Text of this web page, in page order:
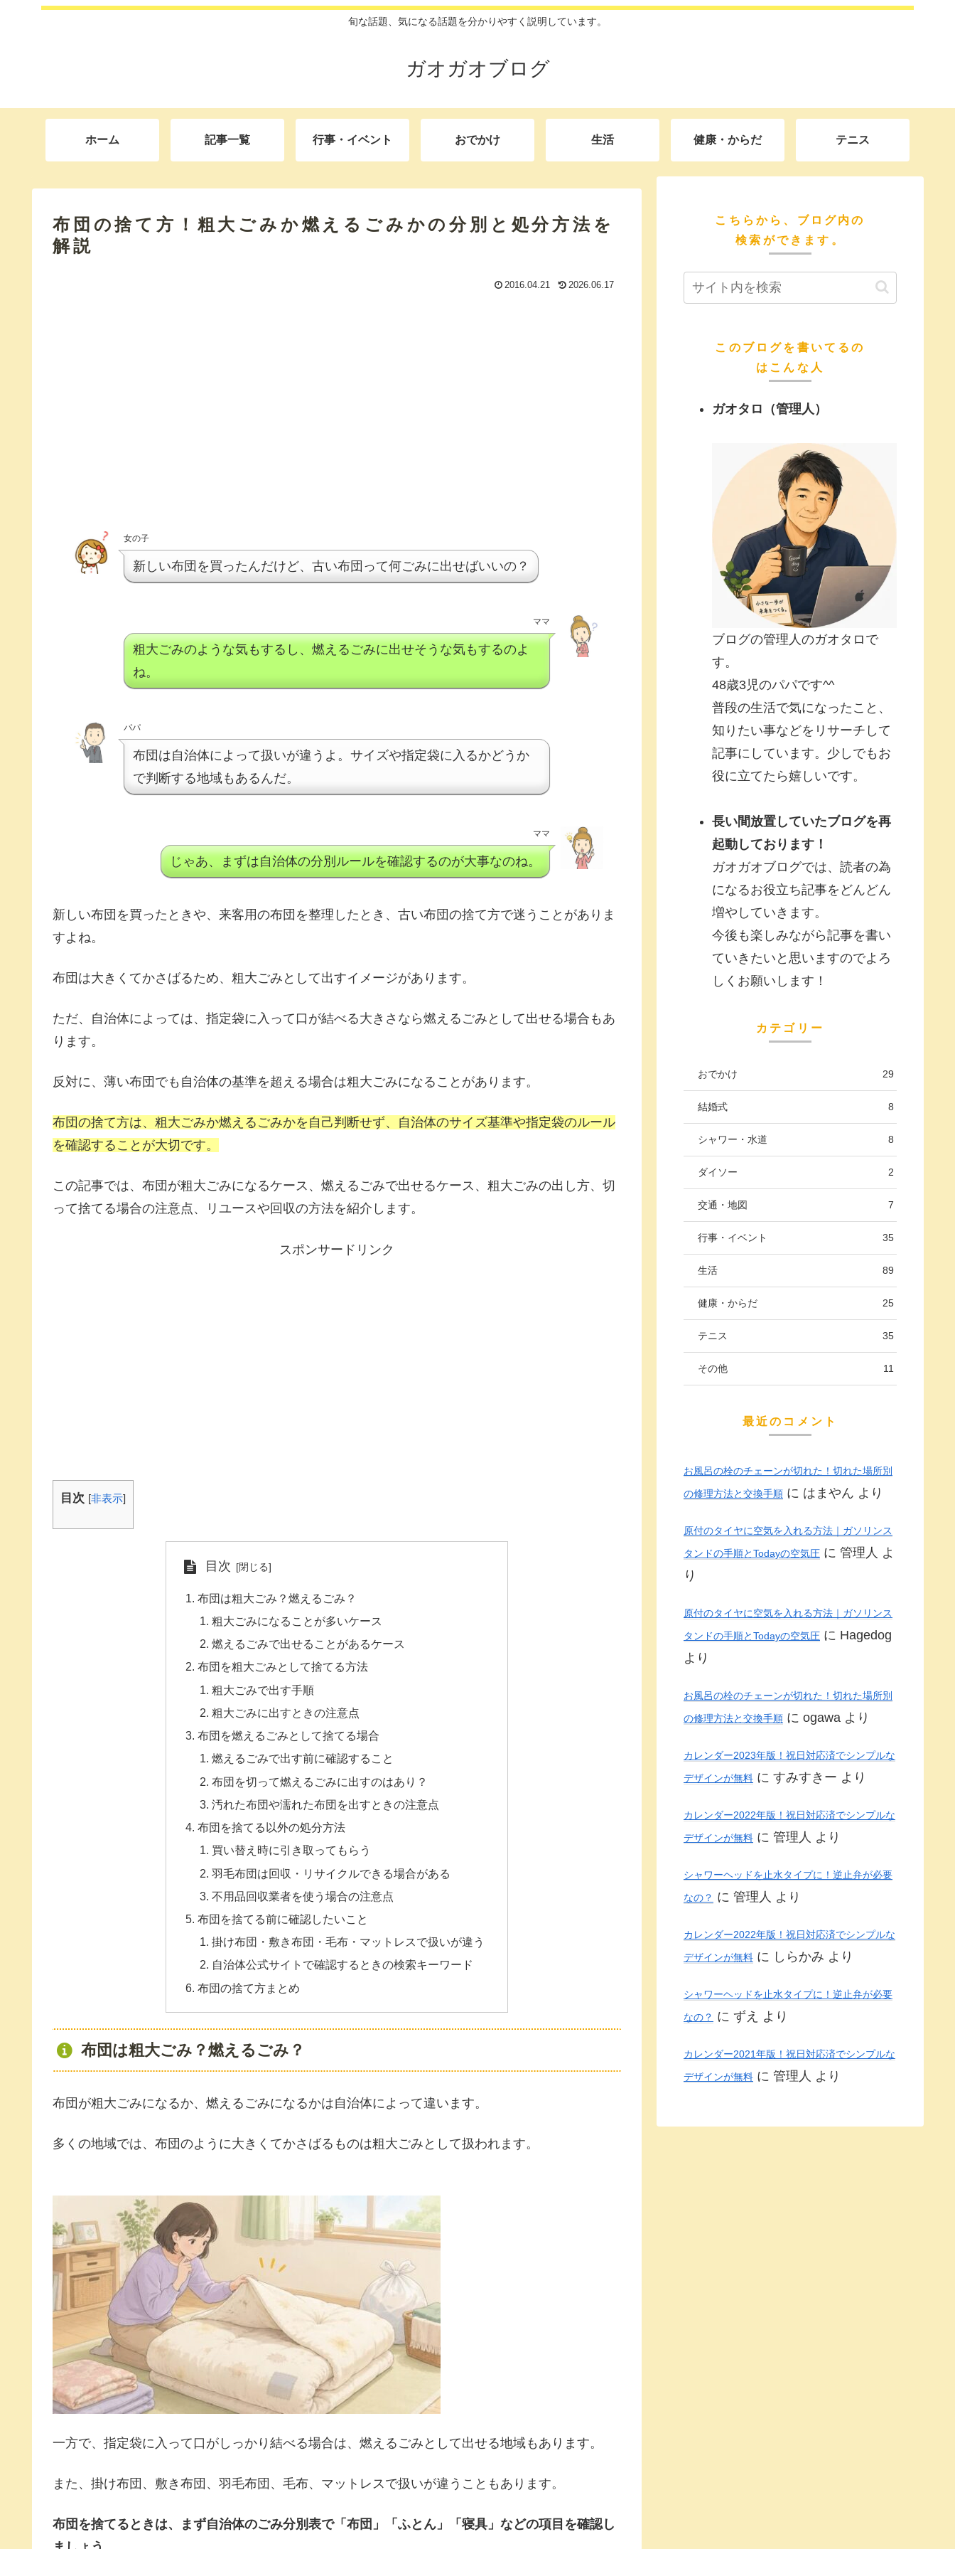
旬な話題、気になる話題を分かりやすく説明しています。
ガオガオブログ
ホーム 記事一覧 行事・イベント おでかけ 生活 健康・からだ テニス
布団の捨て方！粗大ごみか燃えるごみかの分別と処分方法を
解説
2016.04.21 2026.06.17
女の子
新しい布団を買ったんだけど、古い布団って何ごみに出せばいいの？
ママ
粗大ごみのような気もするし、燃えるごみに出せそうな気もするのよ
ね。
パパ
布団は自治体によって扱いが違うよ。サイズや指定袋に入るかどうか
で判断する地域もあるんだ。
ママ
じゃあ、まずは自治体の分別ルールを確認するのが大事なのね。
新しい布団を買ったときや、来客用の布団を整理したとき、古い布団の捨て方で迷うことがありま
すよね。
布団は大きくてかさばるため、粗大ごみとして出すイメージがあります。
ただ、自治体によっては、指定袋に入って口が結べる大きさなら燃えるごみとして出せる場合もあ
ります。
反対に、薄い布団でも自治体の基準を超える場合は粗大ごみになることがあります。
布団の捨て方は、粗大ごみか燃えるごみかを自己判断せず、自治体のサイズ基準や指定袋のルール
を確認することが大切です。
この記事では、布団が粗大ごみになるケース、燃えるごみで出せるケース、粗大ごみの出し方、切
って捨てる場合の注意点、リユースや回収の方法を紹介します。
スポンサードリンク
目次 [非表示]
目次
布団は粗大ごみ？燃えるごみ？
粗大ごみになることが多いケース
燃えるごみで出せることがあるケース
布団を粗大ごみとして捨てる方法
粗大ごみで出す手順
粗大ごみに出すときの注意点
布団を燃えるごみとして捨てる場合
燃えるごみで出す前に確認すること
布団を切って燃えるごみに出すのはあり？
汚れた布団や濡れた布団を出すときの注意点
布団を捨てる以外の処分方法
買い替え時に引き取ってもらう
羽毛布団は回収・リサイクルできる場合がある
不用品回収業者を使う場合の注意点
布団を捨てる前に確認したいこと
掛け布団・敷き布団・毛布・マットレスで扱いが違う
自治体公式サイトで確認するときの検索キーワード
布団の捨て方まとめ
布団は粗大ごみ？燃えるごみ？
布団が粗大ごみになるか、燃えるごみになるかは自治体によって違います。
多くの地域では、布団のように大きくてかさばるものは粗大ごみとして扱われます。
一方で、指定袋に入って口がしっかり結べる場合は、燃えるごみとして出せる地域もあります。
また、掛け布団、敷き布団、羽毛布団、毛布、マットレスで扱いが違うこともあります。
布団を捨てるときは、まず自治体のごみ分別表で「布団」「ふとん」「寝具」などの項目を確認し
こちらから、ブログ内の
検索ができます。
このブログを書いてるの
はこんな人
ガオタロ（管理人）
ブログの管理人のガオタロで
す。
48歳3児のパパです^^
普段の生活で気になったこと、
知りたい事などをリサーチして
記事にしています。少しでもお
役に立てたら嬉しいです。
長い間放置していたブログを再
起動しております！
ガオガオブログでは、読者の為
になるお役立ち記事をどんどん
増やしていきます。
今後も楽しみながら記事を書い
ていきたいと思いますのでよろ
しくお願いします！
カテゴリー
おでかけ 29
結婚式 8
シャワー・水道 8
ダイソー 2
交通・地図 7
行事・イベント 35
生活 89
健康・からだ 25
テニス 35
その他 11
最近のコメント
お風呂の栓のチェーンが切れた！切れた場所別
の修理方法と交換手順 に はまやん より
原付のタイヤに空気を入れる方法｜ガソリンス
タンドの手順とTodayの空気圧 に 管理人 よ
り
原付のタイヤに空気を入れる方法｜ガソリンス
タンドの手順とTodayの空気圧 に Hagedog
より
お風呂の栓のチェーンが切れた！切れた場所別
の修理方法と交換手順 に ogawa より
カレンダー2023年版！祝日対応済でシンプルな
デザインが無料 に すみすきー より
カレンダー2022年版！祝日対応済でシンプルな
デザインが無料 に 管理人 より
シャワーヘッドを止水タイプに！逆止弁が必要
なの？ に 管理人 より
カレンダー2022年版！祝日対応済でシンプルな
デザインが無料 に しらかみ より
シャワーヘッドを止水タイプに！逆止弁が必要
なの？ に ずえ より
カレンダー2021年版！祝日対応済でシンプルな
デザインが無料 に 管理人 より